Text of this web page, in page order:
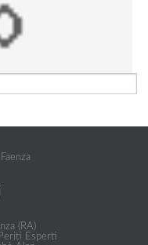
(RA)
Esperti